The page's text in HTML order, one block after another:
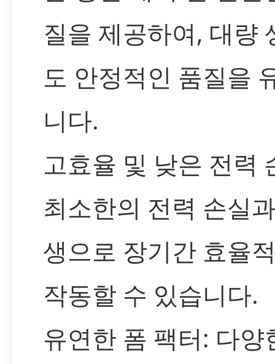
질을 제공하여, 대량
도 안정적인 품질을
니다.
고효율 및 낮은 전력
최소한의 전력 손실
생으로 장기간 효율
작동할 수 있습니다.
유연한 폼 팩터: 다양